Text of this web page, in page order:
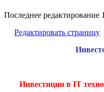
Последнее редактирование
Редактировать страницу
Инвестиции в IT